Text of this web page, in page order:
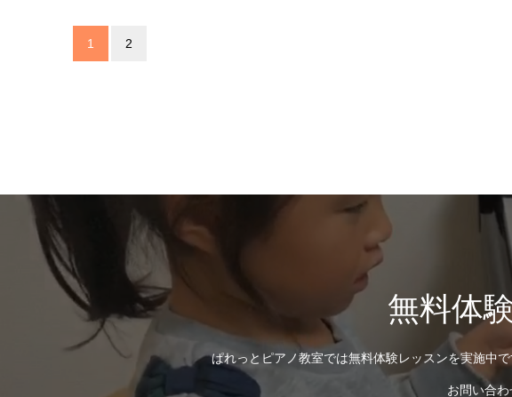
1 2
無料体
ぱれっとピアノ教室では無料体験レッスンを実施中
お問い合